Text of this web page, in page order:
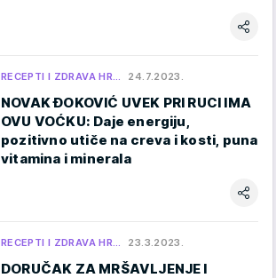
RECEPTI I ZDRAVA HR… 24.7.2023.
NOVAK ĐOKOVIĆ UVEK PRI RUCI IMA
OVU VOĆKU: Daje energiju,
pozitivno utiče na creva i kosti, puna
vitamina i minerala
RECEPTI I ZDRAVA HR… 23.3.2023.
DORUČAK ZA MRŠAVLJENJE I